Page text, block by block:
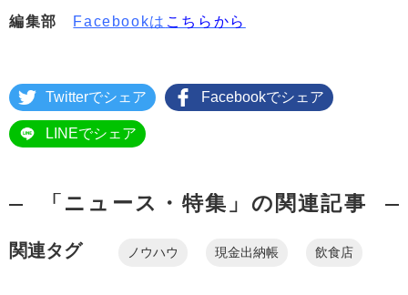
編集部
Facebookは こちらから
Twitterでシェア Facebookでシェア
LINEでシェア
「ニュース・特集」の関連記事
関連タグ ノウハウ 現金出納帳 飲食店